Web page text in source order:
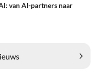
van AI-partners naar